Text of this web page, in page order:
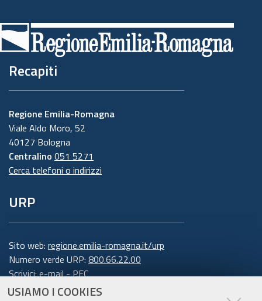
USIAMO I COOKIES
Recapiti
Regione Emilia-Romagna
Viale Aldo Moro, 52
40127 Bologna
Centralino 051 5271
Cerca telefoni o indirizzi
URP
Sito web: regione.emilia-romagna.it/urp
Numero verde URP: 800.66.22.00
Scrivici:e-mail-PEC